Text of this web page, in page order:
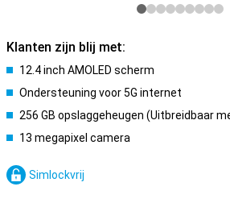
Klanten zijn blij met:
12.4 inch AMOLED scherm
Ondersteuning voor 5G internet
256 GB opslaggeheugen (Uitbreidbaar
13 megapixel camera
Simlockvrij